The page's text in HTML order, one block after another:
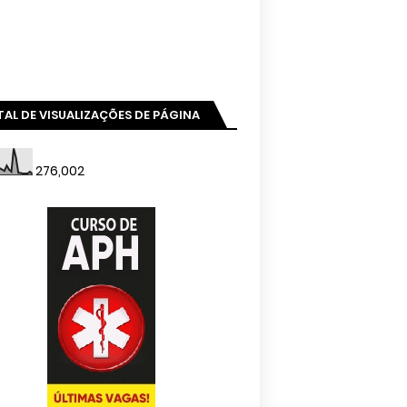
DE VISUALIZAÇÕES DE PÁGINA
276,002